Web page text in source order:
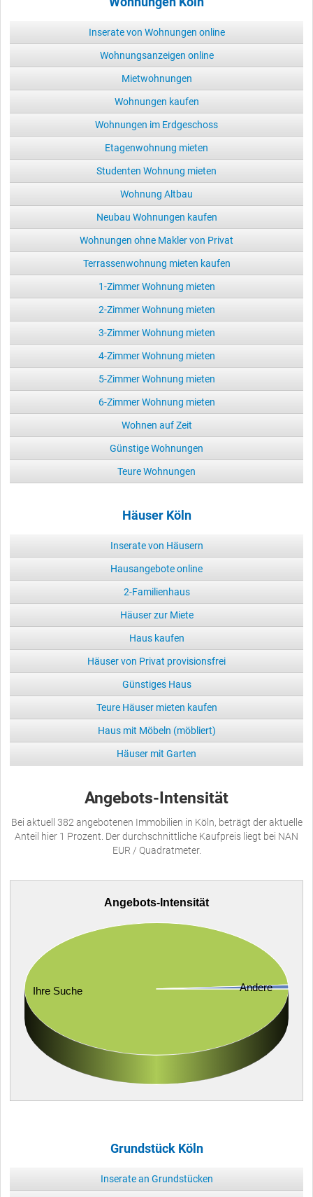
Inserate von Wohnungen online
Wohnungsanzeigen online
Mietwohnungen
Wohnungen kaufen
Wohnungen im Erdgeschoss
Etagenwohnung mieten
Studenten Wohnung mieten
Wohnung Altbau
Neubau Wohnungen kaufen
Wohnungen ohne Makler von Privat
Terrassenwohnung mieten kaufen
1-Zimmer Wohnung mieten
2-Zimmer Wohnung mieten
3-Zimmer Wohnung mieten
4-Zimmer Wohnung mieten
5-Zimmer Wohnung mieten
6-Zimmer Wohnung mieten
Wohnen auf Zeit
Günstige Wohnungen
Teure Wohnungen
Häuser Köln
Inserate von Häusern
Hausangebote online
2-Familienhaus
Häuser zur Miete
Haus kaufen
Häuser von Privat provisionsfrei
Günstiges Haus
Teure Häuser mieten kaufen
Haus mit Möbeln (möbliert)
Häuser mit Garten
Angebots-Intensität
Bei aktuell 382 angebotenen Immobilien in Köln, beträgt der aktuelle
Anteil hier 1 Prozent. Der durchschnittliche Kaufpreis liegt bei NAN
EUR / Quadratmeter.
Angebots-Intensität
Ihre Suche Andere
Grundstück Köln
Inserate an Grundstücken